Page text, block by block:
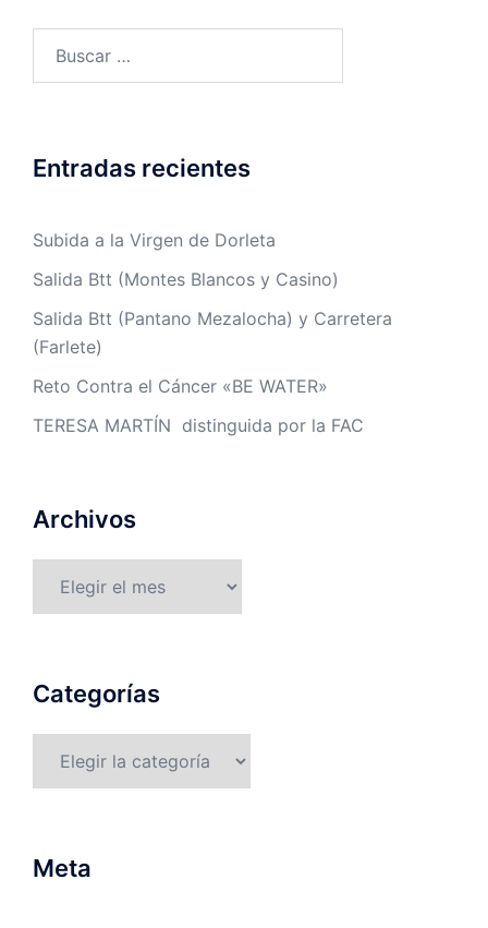
Entradas recientes
Subida a la Virgen de Dorleta
Salida Btt (Montes Blancos y Casino)
Salida Btt (Pantano Mezalocha) y Carretera
(Farlete)
Reto Contra el Cáncer «BE WATER»
TERESA MARTÍN distinguida por la FAC
Archivos
Categorías
Meta